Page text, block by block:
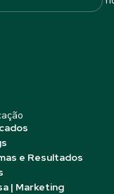
e Resultados
| Marketing